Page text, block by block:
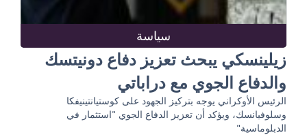
سياسة
زيلينسكي يبحث تعزيز دفاع دونيتسك
والدفاع الجوي مع دراباتي
الرئيس الأوكراني يوجه بتركيز الجهود على كوستيانتينيفكا
وسلوفيانسك، ويؤكد أن تعزيز الدفاع الجوي "استثمار في
الدبلوماسية"